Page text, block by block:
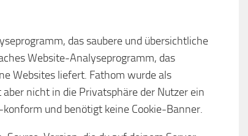
das saubere und übersichtliche
Website-Analyseprogramm, das
Websites liefert. Fathom wurde als
nicht in die Privatsphäre der Nutzer ein
und benötigt keine Cookie-Banner.